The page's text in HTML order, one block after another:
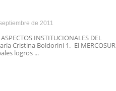
de 2011
INSTITUCIONALES DEL
Cristina Boldorini 1.- El MERCOSUR
logros ...